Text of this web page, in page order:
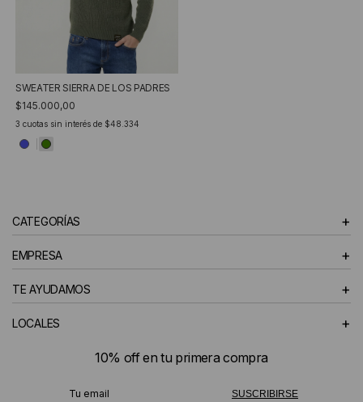
SWEATER SIERRA DE LOS PADRES
$145.000,00
3 cuotas sin interés de $48.334
CATEGORÍAS +
EMPRESA +
TE AYUDAMOS +
LOCALES +
10% off en tu primera compra
SUSCRIBIRSE
¡Te suscribiste exitosamente!